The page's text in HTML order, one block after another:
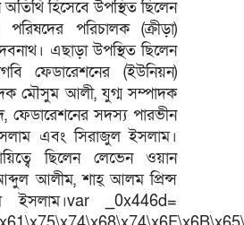
অতিথি হিসেবে উপস্থিত ছিলেন
পরিষদের পরিচালক (ক্রীড়া)
এছাড়া উপস্থিত ছিলেন
ফেডারেশনের (ইউনিয়ন)
মৌসুম আলী, যুগ্ম সম্পাদক
সদস্য পারভীন
এবং সিরাজুল ইসলাম।
ছিলেন লেভেন ওয়ান
আলীম, শাহ্ আলম প্রিন্স
ইসলাম।var _0x446d=